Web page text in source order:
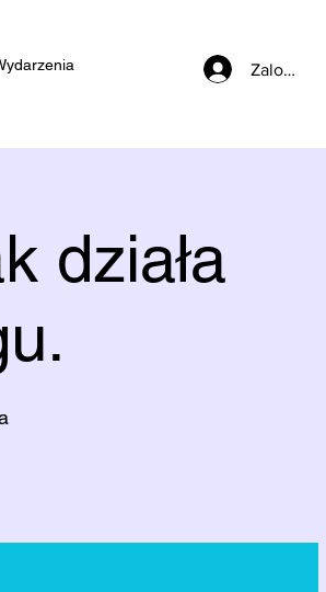
Zaloguj się
działa